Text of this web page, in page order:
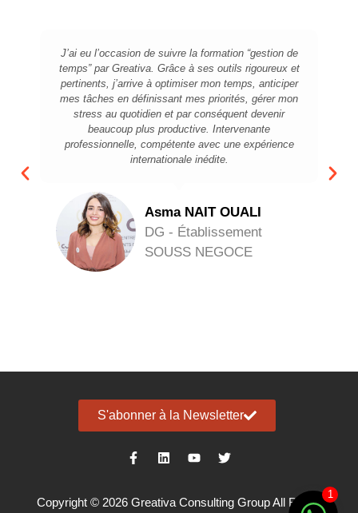
J’ai eu l’occasion de suivre la formation “gestion de
temps” par Greativa. Grâce à ses outils rigoureux et
pertinents, j’arrive à optimiser mon temps, anticiper
mes tâches en définissant mes priorités, gérer mon
stress au quotidien et par conséquent devenir
beaucoup plus productive. Intervenante
professionnelle, compétente avec une expérience
internationale inédite.
Asma NAIT OUALI
DG - Établissement
SOUSS NEGOCE
S'abonner à la Newsletter
Copyright © 2026 Greativa Consulting Group All Rights
1